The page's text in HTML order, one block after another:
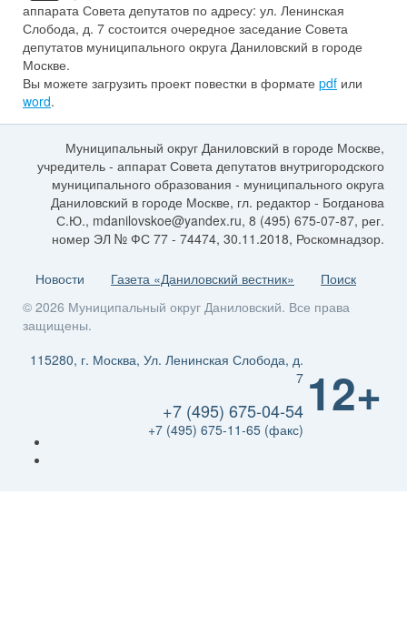
аппарата Совета депутатов по адресу: ул. Ленинская
Слобода, д. 7 состоится очередное заседание Совета
депутатов муниципального округа Даниловский в городе
Москве.
Вы можете загрузить проект повестки в формате pdf или
word.
Муниципальный округ Даниловский в городе Москве,
учредитель - аппарат Совета депутатов внутригородского
муниципального образования - муниципального округа
Даниловский в городе Москве, гл. редактор - Богданова
С.Ю., mdanilovskoe@yandex.ru, 8 (495) 675-07-87, рег.
номер ЭЛ № ФС 77 - 74474, 30.11.2018, Роскомнадзор.
Новости Газета «Даниловский вестник»
Поиск
© 2026 Муниципальный округ Даниловский. Все права
защищены.
115280, г. Москва, Ул. Ленинская Слобода, д.
7
+7 (495) 675-04-54
+7 (495) 675-11-65 (факс)
12+